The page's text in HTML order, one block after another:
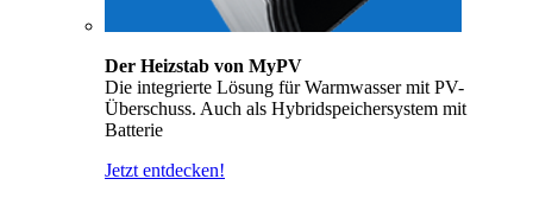
Der Heizstab von MyPV
Die integrierte Lösung für Warmwasser mit PV-
Überschuss. Auch als Hybridspeichersystem mit
Batterie
Jetzt entdecken!